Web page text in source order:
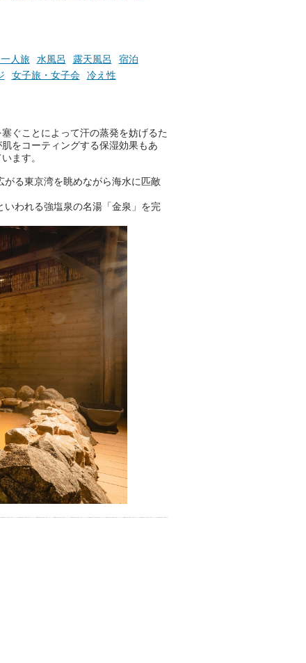
人旅 水風呂 露天風呂
宿泊
女子旅・女子会
冷え性
ぐことによって汗の蒸発を妨げるた
をコーティングする保湿効果もあ
ます。
がる東京湾を眺めながら海水に匹敵
いわれる強塩泉の名湯「金泉」を完